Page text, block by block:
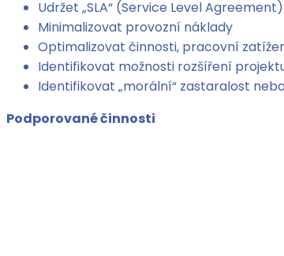
Udržet „SLA“ (Service Level
Minimalizovat provozní náklady
Optimalizovat činnosti, pracovní
Identifikovat možnosti rozšíření
Identifikovat „morální“ zastaralost
Podporované činnosti